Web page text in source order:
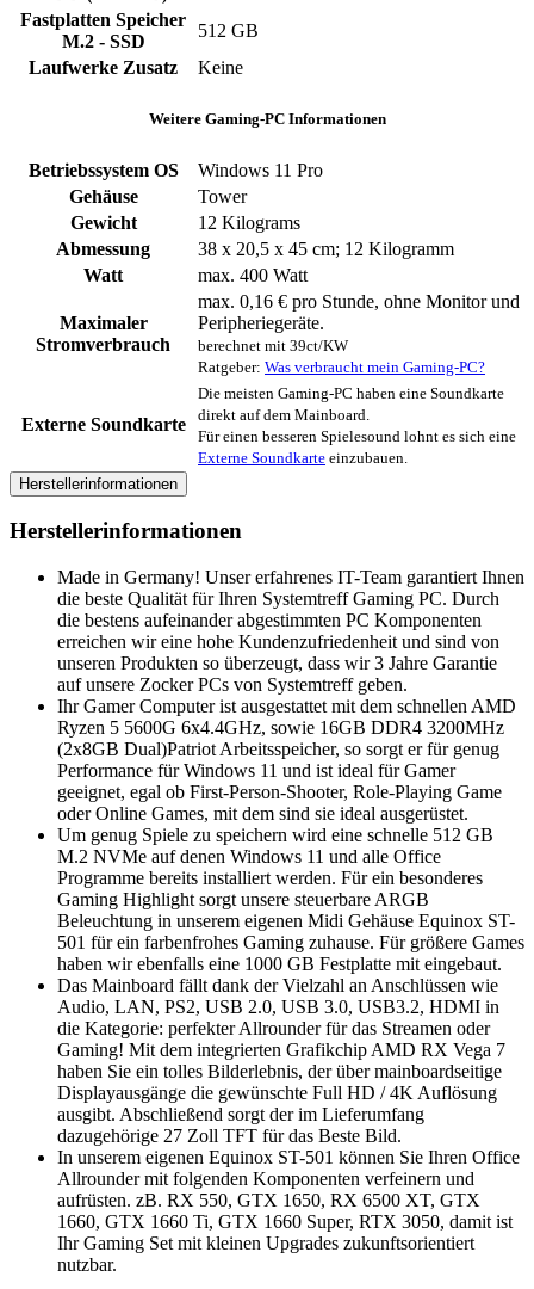
Fastplatten Speicher
M.2 - SSD
512 GB
Laufwerke Zusatz
‎Keine
Weitere Gaming-PC Informationen
Betriebssystem OS
Windows 11 Pro
Gehäuse
‎Tower
Gewicht
‎12 Kilograms
Abmessung
‎38 x 20,5 x 45 cm; 12 Kilogramm
Watt
max. 400 Watt
Maximaler
Stromverbrauch
max. 0,16 € pro Stunde, ohne Monitor und
Peripheriegeräte.
berechnet mit 39ct/KW
Ratgeber: Was verbraucht mein Gaming-PC?
Externe Soundkarte
Die meisten Gaming-PC haben eine Soundkarte
direkt auf dem Mainboard.
Für einen besseren Spielesound lohnt es sich eine
Externe Soundkarte einzubauen.
Herstellerinformationen
Herstellerinformationen
Made in Germany! Unser erfahrenes IT-Team garantiert Ihnen
die beste Qualität für Ihren Systemtreff Gaming PC. Durch
die bestens aufeinander abgestimmten PC Komponenten
erreichen wir eine hohe Kundenzufriedenheit und sind von
unseren Produkten so überzeugt, dass wir 3 Jahre Garantie
auf unsere Zocker PCs von Systemtreff geben.
Ihr Gamer Computer ist ausgestattet mit dem schnellen AMD
Ryzen 5 5600G 6x4.4GHz, sowie 16GB DDR4 3200MHz
(2x8GB Dual)Patriot Arbeitsspeicher, so sorgt er für genug
Performance für Windows 11 und ist ideal für Gamer
geeignet, egal ob First-Person-Shooter, Role-Playing Game
oder Online Games, mit dem sind sie ideal ausgerüstet.
Um genug Spiele zu speichern wird eine schnelle 512 GB
M.2 NVMe auf denen Windows 11 und alle Office
Programme bereits installiert werden. Für ein besonderes
Gaming Highlight sorgt unsere steuerbare ARGB
Beleuchtung in unserem eigenen Midi Gehäuse Equinox ST-
501 für ein farbenfrohes Gaming zuhause. Für größere Games
haben wir ebenfalls eine 1000 GB Festplatte mit eingebaut.
Das Mainboard fällt dank der Vielzahl an Anschlüssen wie
Audio, LAN, PS2, USB 2.0, USB 3.0, USB3.2, HDMI in
die Kategorie: perfekter Allrounder für das Streamen oder
Gaming! Mit dem integrierten Grafikchip AMD RX Vega 7
haben Sie ein tolles Bilderlebnis, der über mainboardseitige
Displayausgänge die gewünschte Full HD / 4K Auflösung
ausgibt. Abschließend sorgt der im Lieferumfang
dazugehörige 27 Zoll TFT für das Beste Bild.
In unserem eigenen Equinox ST-501 können Sie Ihren Office
Allrounder mit folgenden Komponenten verfeinern und
aufrüsten. zB. RX 550, GTX 1650, RX 6500 XT, GTX
1660, GTX 1660 Ti, GTX 1660 Super, RTX 3050, damit ist
Ihr Gaming Set mit kleinen Upgrades zukunftsorientiert
nutzbar.